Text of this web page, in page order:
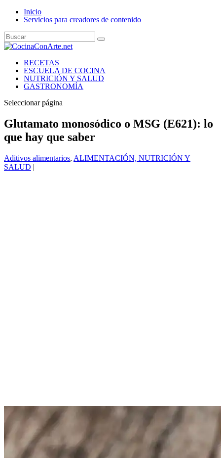
Inicio
Servicios para creadores de contenido
RECETAS
ESCUELA DE COCINA
NUTRICIÓN Y SALUD
GASTRONOMÍA
Seleccionar página
Glutamato monosódico o MSG (E621): lo
que hay que saber
Aditivos alimentarios, ALIMENTACIÓN, NUTRICIÓN Y
SALUD |